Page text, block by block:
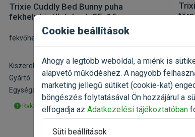
Trixie Cuddly Bed Bunny puha
fekhely kisállatoknak 35x15cm
fekvőhely nyulaknak
Kiszerelés: 1 Darab
Gyártó: Trixie
Egységár: 5 205 Ft / db
Raktáron, utolsó darabok
Cookie beállítások
Ahogy a legtöbb weboldal, a miénk is
alapvető működéshez. A nagyobb
marketing jellegű sütiket (cookie-kat)
böngészés folytatásával Ön hozzájárul a
elfogadja az Adatkezelési tájékoztatóban
Süti beállítások